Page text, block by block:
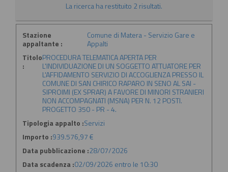
La ricerca ha restituito 2 risultati.
Stazione
appaltante :
Comune di Matera - Servizio Gare e
Appalti
Titolo
:
PROCEDURA TELEMATICA APERTA PER
L'INDIVIDUAZIONE DI UN SOGGETTO ATTUATORE PER
L'AFFIDAMENTO SERVIZIO DI ACCOGLIENZA PRESSO IL
COMUNE DI SAN CHIRICO RAPARO IN SENO AL SAI -
SIPROIMI (EX SPRAR) A FAVORE DI MINORI STRANIERI
NON ACCOMPAGNATI (MSNA) PER N. 12 POSTI.
PROGETTO 350 - PR - 4.
Tipologia appalto :Servizi
Importo :939.576,97 €
Data pubblicazione :28/07/2026
Data scadenza :02/09/2026 entro le 10:30